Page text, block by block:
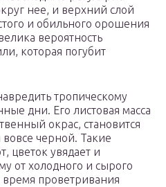
нее, и верхний слой
и обильного орошения
вероятность
которая погубит
тропическому
дни. Его листовая масса
окрас, становится
черной. Такие
цветок увядает и
от холодного и сырого
проветривания